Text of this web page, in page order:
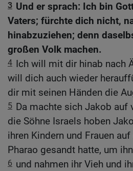
3 Und er sprach: Ich bin
Vaters; fürchte dich nicht,
hinabzuziehen; denn
großen Volk machen.
4 Ich will mit dir hinab nach
will dich auch wieder
dir mit seinen Händen die
5 Da machte sich Jakob auf
die Söhne Israels hoben
ihren Kindern und Frauen
Pharao gesandt hatte, um
6 und nahmen ihr Vieh und